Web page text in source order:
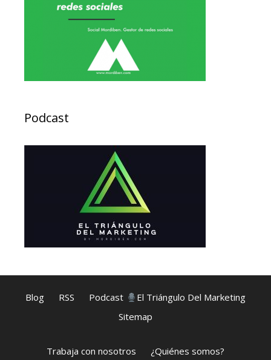
Podcast
Blog RSS Podcast
El Triángulo Del Marketing
Sitemap
Trabaja con nosotros ¿Quiénes somos?